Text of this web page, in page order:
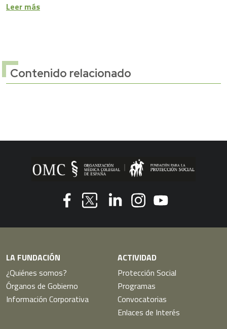
Leer más
Contenido relacionado
LA FUNDACIÓN
¿Quiénes somos?
Órganos de Gobierno
Información Corporativa
ACTIVIDAD
Protección Social
Programas
Convocatorias
Enlaces de Interés